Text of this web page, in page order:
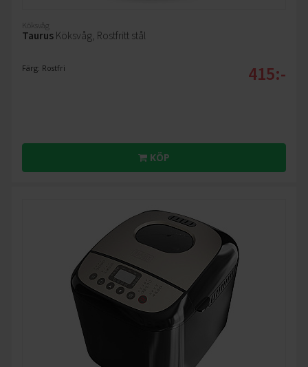
Köksvåg
Taurus Köksvåg, Rostfritt stål
Färg: Rostfri 415:-
KÖP